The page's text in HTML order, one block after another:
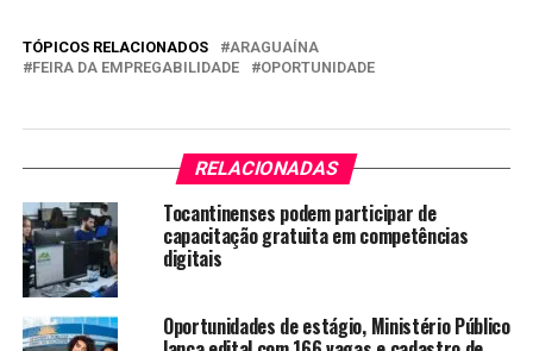
TÓPICOS RELACIONADOS
ARAGUAÍNA
FEIRA DA EMPREGABILIDADE
OPORTUNIDADE
RELACIONADAS
Tocantinenses podem participar de
capacitação gratuita em competências
digitais
Oportunidades de estágio, Ministério Público